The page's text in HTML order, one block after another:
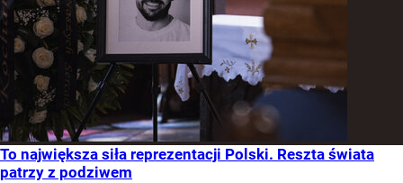
To największa siła reprezentacji Polski. Reszta świata
patrzy z podziwem